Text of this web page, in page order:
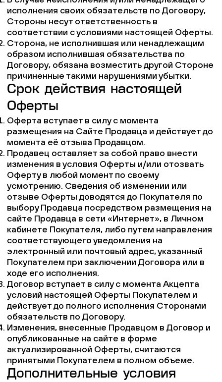
исполнения своих обязательств по Договору,
Стороны несут ответственность в
соответствии с условиями настоящей Оферты.
Сторона, не исполнившая или ненадлежащим
образом исполнившая обязательства по
Договору, обязана возместить другой Стороне
причиненные такими нарушениями убытки.
Срок действия настоящей
Оферты
Оферта вступает в силу с момента
размещения на Сайте Продавца и действует до
момента её отзыва Продавцом.
Продавец оставляет за собой право внести
изменения в условия Оферты и/или отозвать
Оферту в любой момент по своему
усмотрению. Сведения об изменении или
отзыве Оферты доводятся до Покупателя по
выбору Продавца посредством размещения на
сайте Продавца в сети «Интернет», в Личном
кабинете Покупателя, либо путем направления
соответствующего уведомления на
электронный или почтовый адрес, указанный
Покупателем при заключении Договора или в
ходе его исполнения.
Договор вступает в силу с момента Акцепта
условий настоящей Оферты Покупателем и
действует до полного исполнения Сторонами
обязательств по Договору.
Изменения, внесенные Продавцом в Договор и
опубликованные на сайте в форме
актуализированной Оферты, считаются
принятыми Покупателем в полном объеме.
Дополнительные условия